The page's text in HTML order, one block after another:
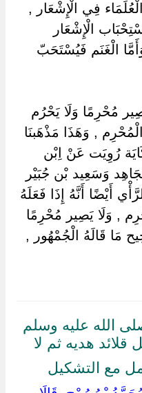
فِي الْإِشْعَار ,
الْإِشْعَار
الْغَنَم فَيُسْتَحَبّ
مُحْرِمًا وَلَا يَحْرُم
, وَهَذَا مَذْهَبنَا
رُوِيَت عَنْ اِبْن
وَسَعِيد بْن جُبَيْر
أَيْضًا أَنَّهُ إِذَا فَعَلَهُ
, وَلَا يَصِير مُحْرِمًا
مَا قَالَهُ الْجُمْهُور ,
الله عليه وسلم
قلائد هديه ثم لا
مع التشكيل